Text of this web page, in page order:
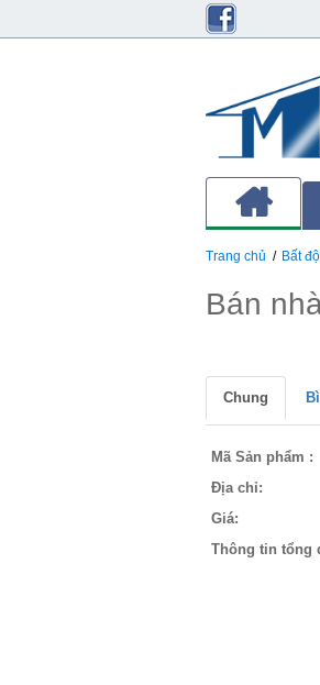
Trang chủ Bất
Bán
Chung
Mã Sản phẩm :
Địa chỉ:
Giá:
Thông tin tổng